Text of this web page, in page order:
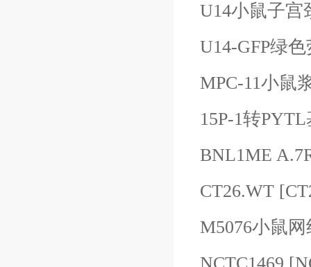
U14小鼠子宫
U14-GFP绿
MPC-11小鼠
15P-1转PYTL
BNL1ME
CT26.WT
M5076小鼠